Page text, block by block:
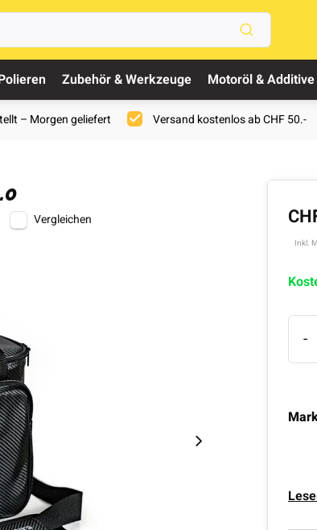
Zubehör & Werkzeuge Motoröl & Additive
– Morgen geliefert Versand kostenlos ab CHF 50.-
Vergleichen
Inkl.
-